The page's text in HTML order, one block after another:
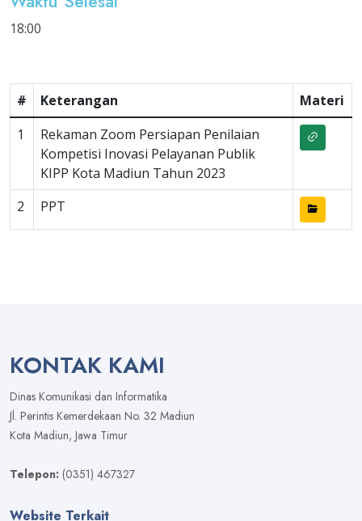
18:00
# Keterangan
Materi
1
Rekaman Zoom Persiapan Penilaian
Kompetisi Inovasi Pelayanan Publik
KIPP Kota Madiun Tahun 2023
2
PPT
KONTAK KAMI
Dinas Komunikasi dan Informatika
Jl. Perintis Kemerdekaan No. 32 Madiun
Kota Madiun, Jawa Timur
Telepon: (0351) 467327
Website Terkait